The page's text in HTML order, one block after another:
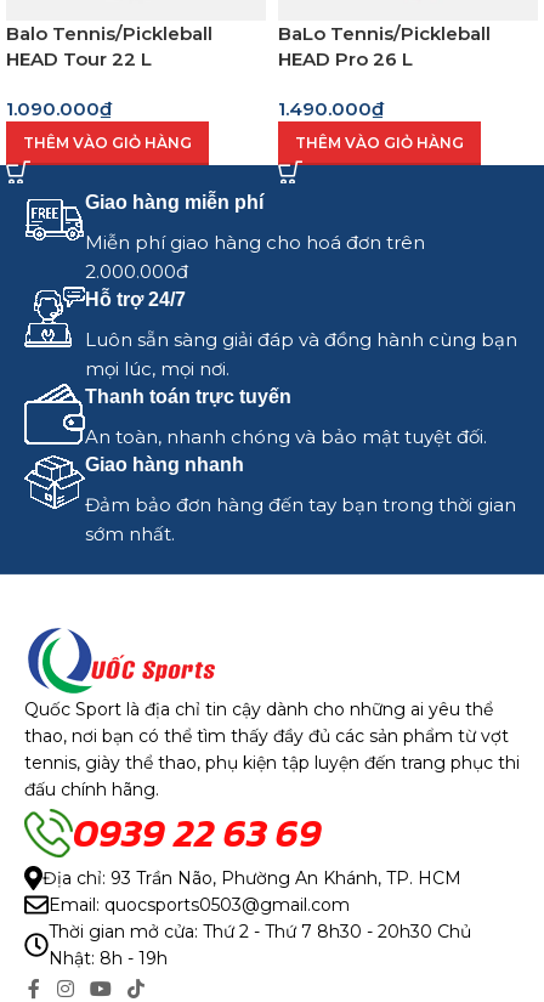
Balo Tennis/Pickleball
HEAD Tour 22 L
1.090.000₫
THÊM VÀO GIỎ HÀNG
BaLo Tennis/Pickleball
HEAD Pro 26 L
1.490.000₫
THÊM VÀO GIỎ HÀNG
Giao hàng miễn phí
Miễn phí giao hàng cho hoá đơn trên
2.000.000đ
Hỗ trợ 24/7
Luôn sẵn sàng giải đáp và đồng hành cùng bạn
mọi lúc, mọi nơi.
Thanh toán trực tuyến
An toàn, nhanh chóng và bảo mật tuyệt đối.
Giao hàng nhanh
Đảm bảo đơn hàng đến tay bạn trong thời gian
sớm nhất.
Quốc Sport là địa chỉ tin cậy dành cho những ai yêu thể
thao, nơi bạn có thể tìm thấy đầy đủ các sản phẩm từ vợt
tennis, giày thể thao, phụ kiện tập luyện đến trang phục thi
đấu chính hãng.
0939 22 63 69
Địa chỉ: 93 Trần Não, Phường An Khánh, TP. HCM
Email: quocsports0503@gmail.com
Thời gian mở cửa: Thứ 2 - Thứ 7 8h30 - 20h30 Chủ
Nhật: 8h - 19h